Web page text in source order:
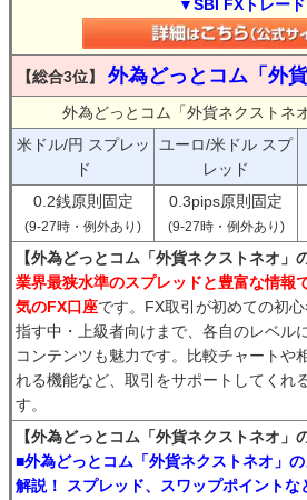
▼SBI FXトレー
【総合3位】 外為どっとコム「外
外為どっとコム「外貨ネクストネ
米ドル/円 スプレッ
ド
ユーロ/米ドル スプ
レッド
0.2銭原則固定
(9-27時・例外あり)
0.3pips原則固定
(9-27時・例外あり)
【外為どっとコム「外貨ネクストネオ」
業界最狭水準のスプレッドと豊富な情報
気のFX口座です。FX取引が初めての初
指す中・上級者向けまで、各自のレベル
コンテンツも魅力です。比較チャートや
れる機能など、取引をサポートしてくれ
す。
【外為どっとコム「外貨ネクストネオ」
■外為どっとコム「外貨ネクストネオ」
解説！ スプレッド、スワップポイントな